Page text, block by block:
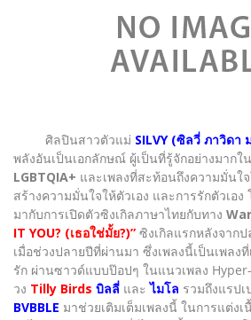
ศิลปินสาวตัวแม่ SILVY (ซิลวี่ ภาวิดา
พลังอันเป็นเอกลักษณ์ ผู้เป็นที่รู้จักอย่างมากใ
LGBTQIA+ และเพลงที่สะท้อนถึงความมั่นใ
สร้างความมั่นใจให้ตัวเอง และการรักตัวเอง
มากับการเปิดตัวซิงเกิลภาษาไทยกับทาง
IT YOU? (เธอใช่มั้ย?)” ซิงเกิลแรกหลังจาก
เมื่อช่วงปลายปีที่ผ่านมา ซึ่งเพลงนี้เป็นเพลง
รัก ผ่านซาวด์แบบป๊อปๆ ในแนวเพลง
วง Tilly Birds บิลลี่ และ ไมโล รวมถึงแรป
BVBBLE มาช่วยเติมเต็มเพลงนี้ ในการแต่ง